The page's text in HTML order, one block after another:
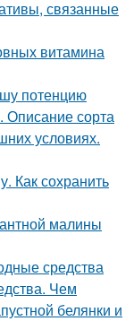
связанные
витамина
потенцию
Описание сорта
условиях.
Как сохранить
малины
средства
Чем
белянки и